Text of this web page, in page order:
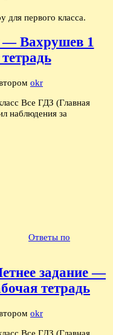
первого класса.
— Вахрушев 1
okr
Все ГДЗ (Главная
наблюдения за
Ответы по
задание —
тетрадь
okr